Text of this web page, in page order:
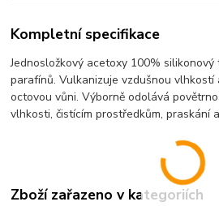
Kompletní specifikace
Jednosložkový acetoxy 100%
parafínů. Vulkanizuje vzdušnou vlhkostí
octovou vůni. Výborně odolává
vlhkosti, čistícím prostředkům, praskání
Zboží zařazeno v kategoriích